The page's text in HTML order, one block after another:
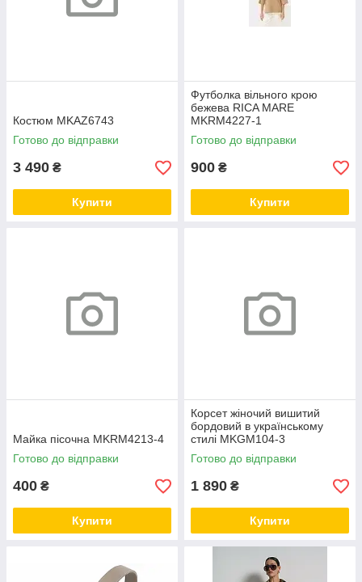
Костюм MKAZ6743
Готово до відправки
3 490 ₴
Купити
Футболка вільного крою
бежева RICA MARE
MKRM4227-1
Готово до відправки
900 ₴
Купити
Майка пісочна MKRM4213-4
Готово до відправки
400 ₴
Купити
Корсет жіночий вишитий
бордовий в українському
стилі MKGM104-3
Готово до відправки
1 890 ₴
Купити